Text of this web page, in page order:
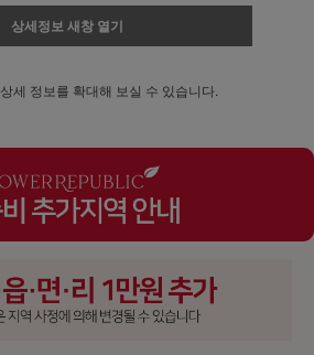
상세정보 새창 열기
상세 정보를 확대해 보실 수 있습니다.